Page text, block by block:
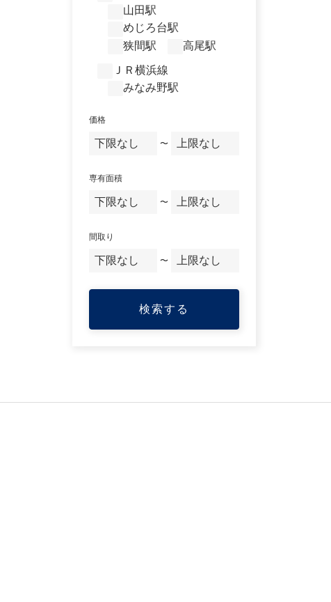
山田駅
めじろ台駅
狭間駅
高尾駅
ＪＲ横浜線
みなみ野駅
価格
〜
専有面積
〜
間取り
〜